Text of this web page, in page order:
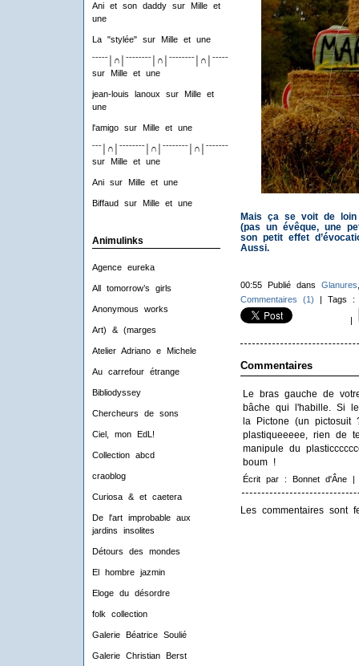
Ani et son daddysur
Mille et
une
La "stylée"sur Mille et une
ˉˉˉˉˉ│∩│ˉˉˉˉˉˉˉˉ│∩│ˉˉˉˉˉˉˉˉ│∩│ˉˉˉˉˉˉˉˉ│∩│ˉˉˉˉ
sur
Mille et une
jean-louis lanoux sur
Mille et
une
l'amigosur Mille et une
ˉˉˉ│∩│ˉˉˉˉˉˉˉˉ│∩│ˉˉˉˉˉˉˉˉ│∩│ˉˉˉˉˉˉˉˉ│∩│ˉˉˉ
sur
Mille et une
Anisur Mille et une
Biffaud sur Mille et une
Animulinks
Agence eureka
All tomorrow’s girls
Anonymous works
Art) & (marges
Atelier Adriano e Michele
Au carrefour étrange
Bibliodyssey
Chercheurs de sons
Ciel, mon EdL!
Collection abcd
craoblog
Curiosa & et caetera
De l'art improbable aux
jardins insolites
Détours des mondes
El hombre jazmin
Eloge du désordre
folk collection
Galerie Béatrice Soulié
Galerie Christian Berst
Mais ça se voit de loin
(pas un évêque, une
son petit effet
Aussi.
00:55 Publié dans Glanures
Commentaires (1) | Tags
|
Commentaires
Le bras gauche de
bâche qui l'habille. Si
la Pictone (un pictosuit
plastiqueeeee, rien de
manipule du
boum !
Écrit par : Bonnet d'Âne |
Les commentaires sont